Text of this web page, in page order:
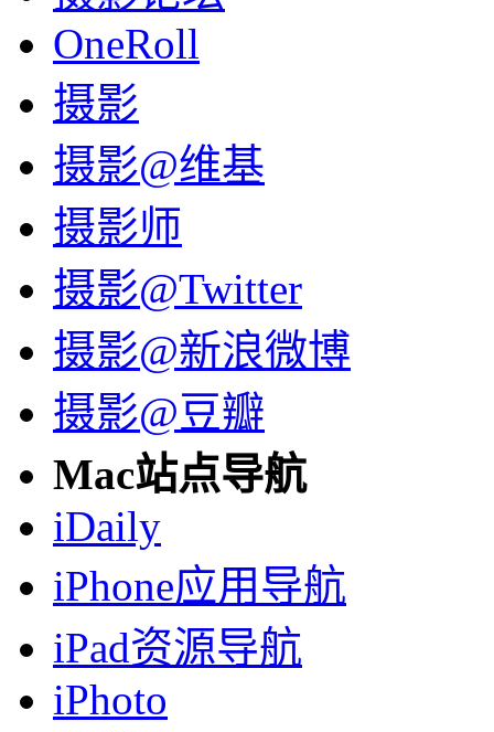
OneRoll
摄影
摄影@维基
摄影师
摄影@Twitter
摄影@新浪微博
摄影@豆瓣
Mac站点导航
iDaily
iPhone应用导航
iPad资源导航
iPhoto